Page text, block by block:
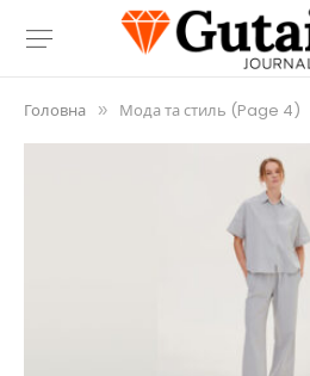
Головна » Мода та стиль (Page 4)